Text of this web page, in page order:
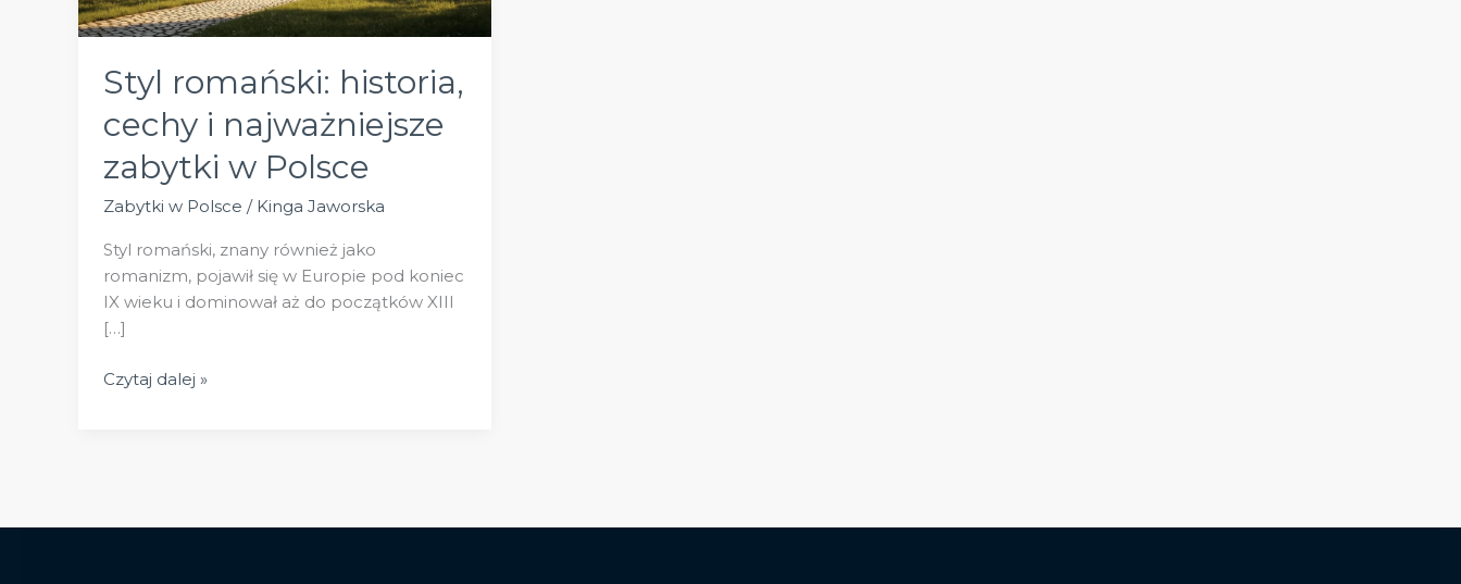
Styl romański: historia,
cechy i najważniejsze
zabytki w Polsce
Zabytki w Polsce / Kinga Jaworska
Styl romański, znany również jako
romanizm, pojawił się w Europie pod koniec
IX wieku i dominował aż do początków XIII
[…]
Styl
zabytki
Czytaj dalej »